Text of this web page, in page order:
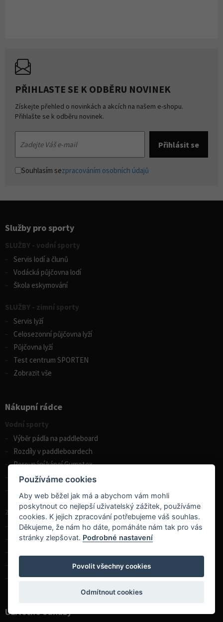
PŘIHLASTE SE K ODBĚRU NOVINEK
Získejte přehled o novinkách a akcích na našem e-shopu.
Přihlašte se k odběru novinek.
Souhlasím sezpracováním osobních údajů
Služby pro sporty
SLUŽBY - vodní sporty
Servis lodí a člunů
Vodácká půjčovna lodí
Škola eskymování
SLUŽBY - zimní sporty
Servis lyží
Celosezonní půjčovna lyží
Půjčovna lyží
Test centrum SPORTEN
Zobrazit vše
Nákupní rádce
Vodní sporty
Výběr pádla na paddleboard
Rozdíly v paddleboardech
Porovnání kánoí Gumotex
Jak vybrat kajak
Zimní sporty
Skialpinistické boty, volba velikosti
Jak vybrat skialpinistické hole
Proč si koupit backcountry běžky
Zobrazit vše
Užitečné odkazy
Používáme cookies
Aby web běžel jak má a abychom vám mohli
poskytnout co nejlepší uživatelský zážitek, používáme
cookies. K jejich zpracování potřebujeme váš souhlas.
Děkujeme, že nám ho dáte, pomáháte nám tak pro vás
stránky zlepšovat. Podrobné nastavení
Povolit všechny cookies
Odmítnout cookies